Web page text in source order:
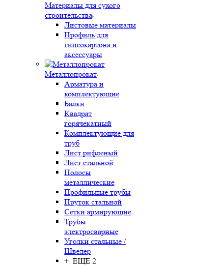
Материалы для сухого
строительства
Листовые материалы
Профиль для
гипсокартона и
аксессуары
Металлопрокат
Арматура и
комплектующие
Балки
Квадрат
горячекатный
Комплектующие для
труб
Лист рифленый
Лист стальной
Полосы
металлические
Профильные трубы
Пруток стальной
Сетки армирующие
Трубы
электросварные
Уголки стальные /
Швелер
+ ЕЩЕ 2